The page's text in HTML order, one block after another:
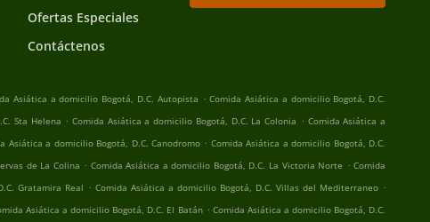
Ofertas Especiales
Contáctenos
Asiática a domicilio Bogotá, D.C. Autopista . Comida Asiática a domicilio Bogotá, D.C.
Sta Helena . Comida Asiática a domicilio Bogotá, D.C. La Colonia . Comida Asiática a
Asiática a domicilio Bogotá, D.C. Canodromo . Comida Asiática a domicilio Bogotá, D.C.
de La Colina . Comida Asiática a domicilio Bogotá, D.C. La Victoria Norte . Comida
Gratamira Real . Comida Asiática a domicilio Bogotá, D.C. Villas del Mediterraneo .
Asiática a domicilio Bogotá, D.C. El Batán . Comida Asiática a domicilio Bogotá, D.C.